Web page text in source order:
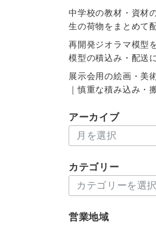
中学校の教材・資材
生の荷物をまとめて
再開発ジオラマ模型
模型の積込み・配送
展示会用の絵画・美
｜慎重な積み込み・
アーカイブ
ー
イ
カテゴリー
テ
リ
営業地域